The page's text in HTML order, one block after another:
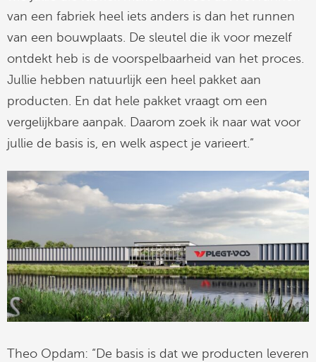
van een fabriek heel iets anders is dan het runnen
van een bouwplaats. De sleutel die ik voor mezelf
ontdekt heb is de voorspelbaarheid van het proces.
Jullie hebben natuurlijk een heel pakket aan
producten. En dat hele pakket vraagt om een
vergelijkbare aanpak. Daarom zoek ik naar wat voor
jullie de basis is, en welk aspect je varieert.”
Theo Opdam: “De basis is dat we producten leveren